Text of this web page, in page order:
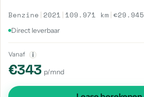
Benzine | 2021 | 109.971 km |€29.945
Direct leverbaar
Vanaf i
€343 p/mnd